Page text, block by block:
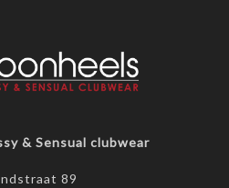
& Sensual clubwear
89